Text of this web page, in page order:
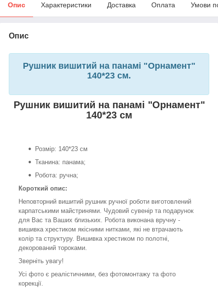
Опис Характеристики Доставка Оплата Умови
Опис
Рушник вишитий на панамі "Орнамент"
140*23 см.
Рушник вишитий на панамі "Орнамент"
140*23 см
Розмір: 140*23 см
Тканина: панама;
Робота: ручна;
Короткий опис:
Неповторний вишитий рушник ручної роботи виготовлений
карпатськими майстринями. Чудовий сувенір та подарунок
для Вас та Ваших близьких. Робота виконана вручну -
вишивка хрестиком якісними нитками, які не втрачають
колір та структуру. Вишивка хрестиком по полотні,
декорований тороками.
Зверніть увагу!
Усі фото є реалістичними, без фотомонтажу та фото
корекції.